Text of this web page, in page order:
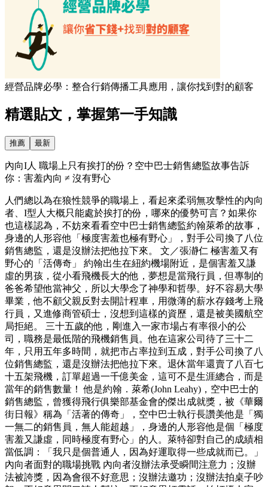
經營品牌必學：整合行銷傳播工具應用，讓你找到對的顧客
精選貼文，掌握第一手知識
推薦 最新
內向I人 職場上只有挨打的份？空中巴士銷售總監故事告訴
你：害羞內向 ≠ 沒有野心
人們總以為在狼性競爭的職場上，看起來柔弱無攻擊性的內向
者、I型人大概只能處於挨打的份，哪來的優勢可言？如果你
也這樣認為，不妨來看看空中巴士銷售總監約翰萊希的故事，
身邊的人形容他「極度害羞也極有野心」，對手公司換了八位
銷售總監，還是沒辦法把他拉下來。 文／張瀞仁 極害羞又有
野心的「活傳奇」 約翰出生在紐約機場附近，是個害羞又謙
虛的男孩，從小看飛機長大的他，夢想是當飛行員，但專制的
爸爸希望他當神父，所以大學念了神學和哲學。好不容易大學
畢業，他不顧父親反對去開計程車，用微薄的薪水存錢考上飛
行員，又進修商管碩士，沒想到這樣的資歷，還是被美國航空
局拒絕。 三十五歲的他，剛進入一家市場占有率很小的公
司，職務是最低階的飛機銷售員。他在這家公司待了三十二
年，只用五年多時間，就把市占率拉到五成，對手公司換了八
位銷售總監，還是沒辦法把他拉下來。退休當年還賣了八百七
十五架飛機，訂單超過一千億美金，這可不是生涯總合，而是
當年的銷售數量！ 他是約翰．萊希(John Leahy)，空中巴士的
銷售總監，曾獲得飛行俱樂部基金會的傑出成就獎，被《華爾
街日報》稱為「活著的傳奇」，空中巴士執行長讚美他是「獨
一無二的銷售員，無人能超越」，身邊的人形容他是個「極度
害羞又謙虛，同時極度有野心」的人。萊特卻對自己的成績相
當低調：「我只是個普通人，因為好運取得一些成就而已。」
內向者面對的職場挑戰 內向者沒辦法承受瞬間注意力；沒辦
法被誇獎，因為會很不好意思；沒辦法邀功；沒辦法拍桌子吵